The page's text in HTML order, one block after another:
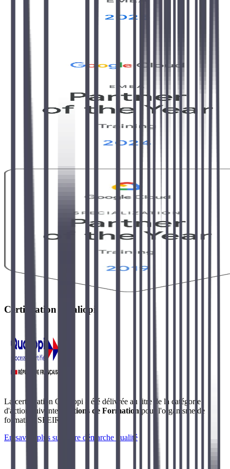
Certification Qualiopi
La certification Qualiopi a été délivrée au titre de la catégorie
d'action suivante :
Actions de Formation pour l'organisme de
formation SFEIR.
En savoir plus sur notre démarche qualité